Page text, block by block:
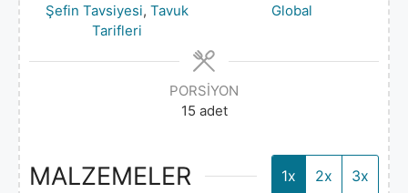
Şefin Tavsiyesi, Tavuk
Tarifleri
Global
PORSIYON
15 adet
MALZEMELER 1x 2x 3x